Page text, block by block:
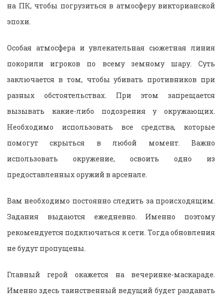
на ПК, чтобы погрузиться в атмосферу викторианской
эпохи.
Особая атмосфера и увлекательная сюжетная линия
покорили игроков по всему земному шару. Суть
заключается в том, чтобы убивать противников при
разных обстоятельствах. При этом запрещается
вызывать какие-либо подозрения у окружающих.
Необходимо использовать все средства, которые
помогут скрыться в любой момент. Важно
использовать окружение, освоить одно из
предоставленных оружий в арсенале.
Вам необходимо постоянно следить за происходящим.
Задания выдаются ежедневно. Именно поэтому
рекомендуется подключаться к сети. Тогда обновления
не будут пропущены.
Главный герой окажется на вечеринке-маскараде.
Именно здесь таинственный ведущий будет раздавать